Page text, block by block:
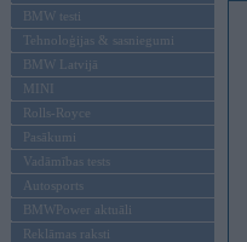
BMW testi
Tehnoloģijas & sasniegumi
BMW Latvijā
MINI
Rolls-Royce
Pasākumi
Vadāmības tests
Autosports
BMWPower aktuāli
Reklāmas raksti